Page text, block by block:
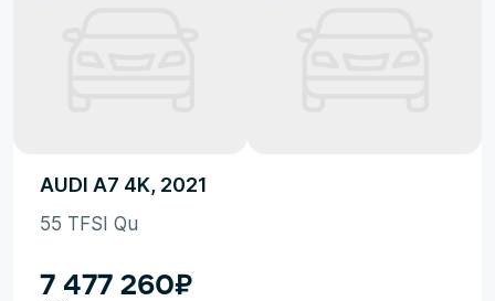
AUDI A7 4K, 2021
55 TFSI Qu
7 477 260₽